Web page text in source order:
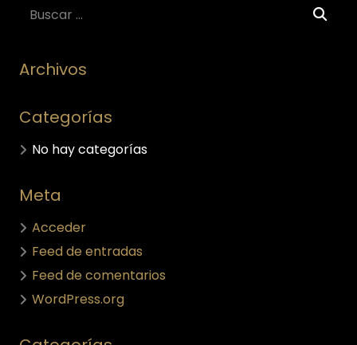
Archivos
Categorías
No hay categorías
Meta
Acceder
Feed de entradas
Feed de comentarios
WordPress.org